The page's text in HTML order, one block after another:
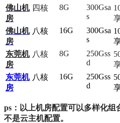
佛山机
房
四核 8G
300Gsa
s
佛山机
房
八核 16G
300Gsa
s
东莞机
房
八核 8G
250Gss
d
东莞机
房
八核 16G
250Gss
d
ps：以上机房配置可以多样化组
不是云主机配置。